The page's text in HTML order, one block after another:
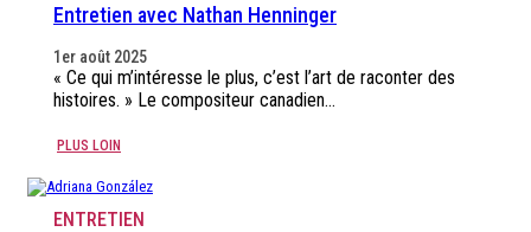
Entretien avec Nathan Henninger
1er août 2025
« Ce qui m’intéresse le plus, c’est l’art de raconter des
histoires. » Le compositeur canadien…
PLUS LOIN
ENTRETIEN